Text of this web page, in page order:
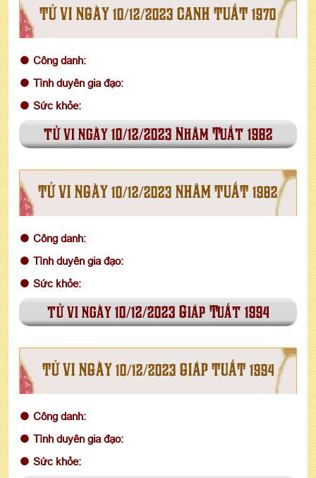
TỬ VI NGÀY 10/12/2023 CANH TUẤT 1970
Công danh:
Tình duyên gia đạo:
Sức khỏe:
tử vi ngày 10/12/2023 Nhâm Tuất 1982
TỬ VI NGÀY 10/12/2023 NHÂM TUẤT 1982
Công danh:
Tình duyên gia đạo:
Sức khỏe:
tử vi ngày 10/12/2023 Giáp Tuất 1994
TỬ VI NGÀY 10/12/2023 GIÁP TUẤT 1994
Công danh:
Tình duyên gia đạo:
Sức khỏe: